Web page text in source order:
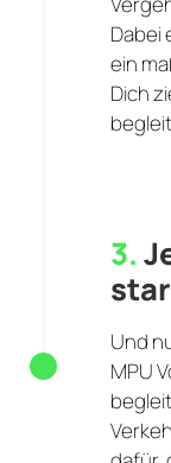
Dabei
ein
Dich
3.
Und
MPU